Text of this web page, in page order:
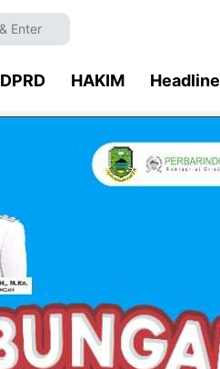
DPRD HAKIM Headline